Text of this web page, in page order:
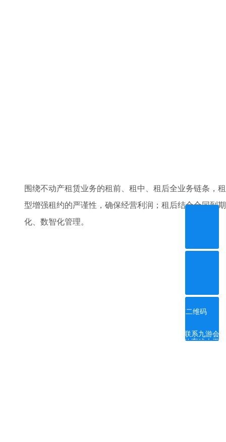
围绕不动产租赁业务的租前、租中、租后全业务链条，
型增强租约的严谨性，确保经营利润；租后结合合同到
化、数智化管理。
联系九游会
体育线上平
微信二维码